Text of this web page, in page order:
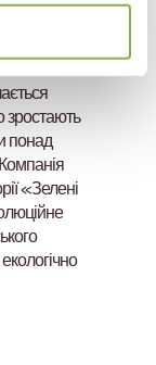
понад
«Зелені